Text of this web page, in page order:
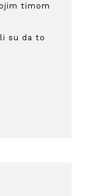
timom
su da to